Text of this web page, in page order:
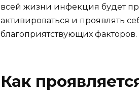
всей жизни инфекция будет
активироваться и проявлять
благоприятствующих факторов.
Как